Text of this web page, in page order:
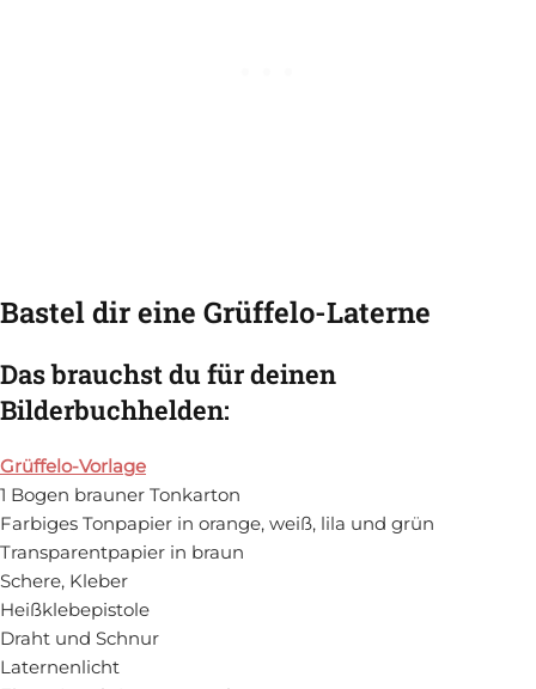
Bastel dir eine Grüffelo-Laterne
Das brauchst du für deinen
Bilderbuchhelden:
Grüffelo-Vorlage
1 Bogen brauner Tonkarton
Farbiges Tonpapier in orange, weiß, lila und grün
Transparentpapier in braun
Schere, Kleber
Heißklebepistole
Draht und Schnur
Laternenlicht